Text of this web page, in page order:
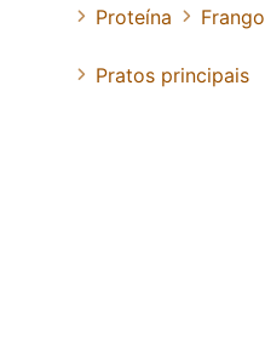
Proteína Frango
Pratos principais